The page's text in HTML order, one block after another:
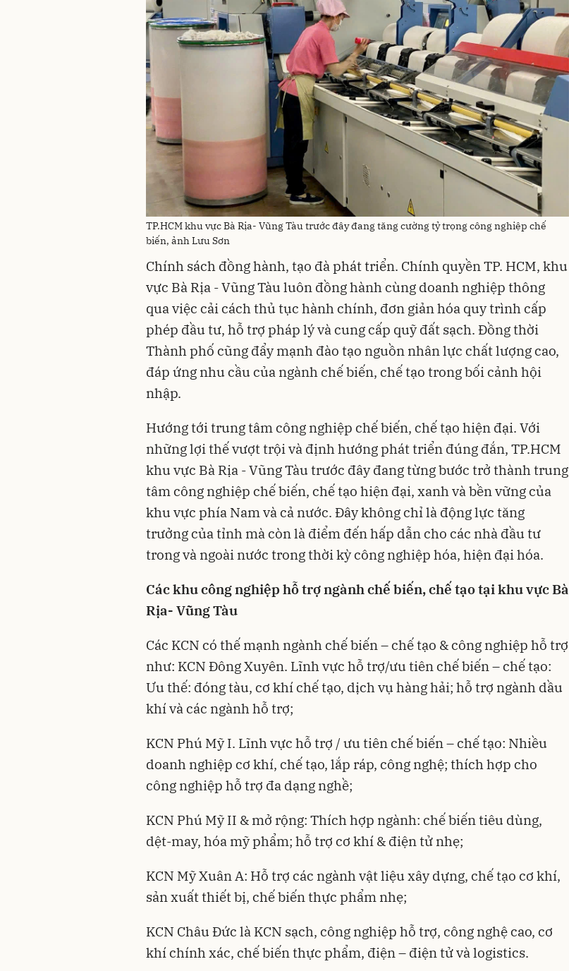
TP.HCM khu vực Bà Rịa- Vũng Tàu trước đây đang tăng cường tỷ trọng công nghiệp chế
biến, ảnh Lưu Sơn
Chính sách đồng hành, tạo đà phát triển. Chính quyền TP. HCM, khu
vực Bà Rịa - Vũng Tàu luôn đồng hành cùng doanh nghiệp thông
qua việc cải cách thủ tục hành chính, đơn giản hóa quy trình cấp
phép đầu tư, hỗ trợ pháp lý và cung cấp quỹ đất sạch. Đồng thời
Thành phố cũng đẩy mạnh đào tạo nguồn nhân lực chất lượng cao,
đáp ứng nhu cầu của ngành chế biến, chế tạo trong bối cảnh hội
nhập.
Hướng tới trung tâm công nghiệp chế biến, chế tạo hiện đại. Với
những lợi thế vượt trội và định hướng phát triển đúng đắn, TP.HCM
khu vực Bà Rịa - Vũng Tàu trước đây đang từng bước trở thành trung
tâm công nghiệp chế biến, chế tạo hiện đại, xanh và bền vững của
khu vực phía Nam và cả nước. Đây không chỉ là động lực tăng
trưởng của tỉnh mà còn là điểm đến hấp dẫn cho các nhà đầu tư
trong và ngoài nước trong thời kỳ công nghiệp hóa, hiện đại hóa.
Các khu công nghiệp hỗ trợ ngành chế biến, chế tạo tại khu vực Bà
Rịa- Vũng Tàu
Các KCN có thế mạnh ngành chế biến – chế tạo & công nghiệp hỗ trợ
như: KCN Đông Xuyên. Lĩnh vực hỗ trợ/ưu tiên chế biến – chế tạo:
Ưu thế: đóng tàu, cơ khí chế tạo, dịch vụ hàng hải; hỗ trợ ngành dầu
khí và các ngành hỗ trợ;
KCN Phú Mỹ I. Lĩnh vực hỗ trợ / ưu tiên chế biến – chế tạo: Nhiều
doanh nghiệp cơ khí, chế tạo, lắp ráp, công nghệ; thích hợp cho
công nghiệp hỗ trợ đa dạng nghề;
KCN Phú Mỹ II & mở rộng: Thích hợp ngành: chế biến tiêu dùng,
dệt-may, hóa mỹ phẩm; hỗ trợ cơ khí & điện tử nhẹ;
KCN Mỹ Xuân A: Hỗ trợ các ngành vật liệu xây dựng, chế tạo cơ khí,
sản xuất thiết bị, chế biến thực phẩm nhẹ;
KCN Châu Đức là KCN sạch, công nghiệp hỗ trợ, công nghệ cao, cơ
khí chính xác, chế biến thực phẩm, điện – điện tử và logistics.